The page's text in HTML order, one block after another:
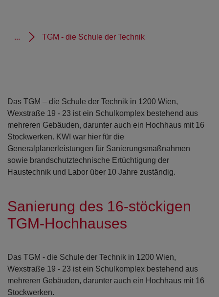
... TGM - die Schule der Technik
Das TGM – die Schule der Technik in 1200 Wien,
Wexstraße 19 - 23 ist ein Schulkomplex bestehend aus
mehreren Gebäuden, darunter auch ein Hochhaus mit 16
Stockwerken. KWI war hier für die
Generalplanerleistungen für Sanierungsmaßnahmen
sowie brandschutztechnische Ertüchtigung der
Haustechnik und Labor über 10 Jahre zuständig.
Sanierung des 16-stöckigen
TGM-Hochhauses
Das TGM - die Schule der Technik in 1200 Wien,
Wexstraße 19 - 23 ist ein Schulkomplex bestehend aus
mehreren Gebäuden, darunter auch ein Hochhaus mit 16
Stockwerken.